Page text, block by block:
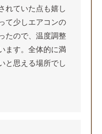
れていた点も嬉し
て少しエアコンの
たので、温度調整
ます。全体的に満
と思える場所でし